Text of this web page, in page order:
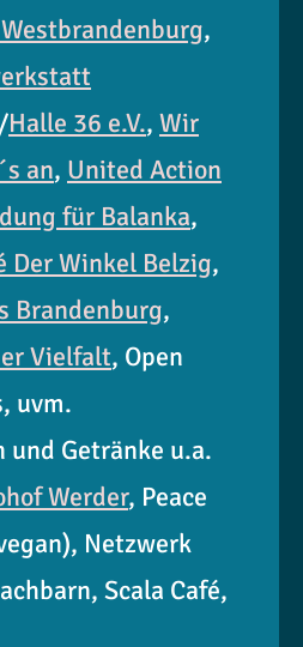
,
Halle 36 e.V., Wir
an, United Action
für Balanka,
Der Winkel Belzig,
Brandenburg,
Vielfalt, Open
uvm.
und Getränke u.a.
Werder, Peace
Netzwerk
Scala Café,